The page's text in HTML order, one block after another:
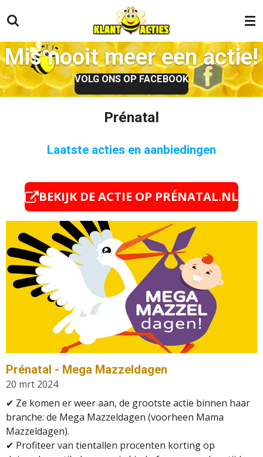
direct
naar
de
hoofdinhoud
Mis nooit meer een actie!
VOLG ONS OP FACEBOOK
Prénatal
Laatste acties en aanbiedingen
BEKIJK DE ACTIE OP PRÉNATAL.NL
Prénatal - Mega Mazzeldagen
20 mrt 2024
✔ Ze komen er weer aan, de grootste actie binnen haar
branche: de Mega Mazzeldagen (voorheen Mama
Mazzeldagen).
✔ Profiteer van tientallen procenten korting op